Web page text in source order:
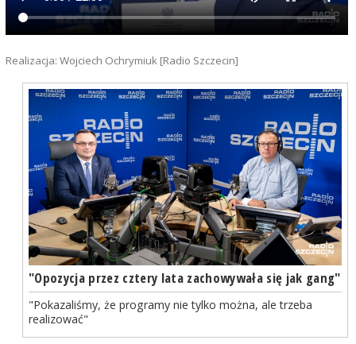
Realizacja: Wojciech Ochrymiuk [Radio Szczecin]
"Opozycja przez cztery lata zachowywała się jak gang"
"Pokazaliśmy, że programy nie tylko można, ale trzeba
realizować"